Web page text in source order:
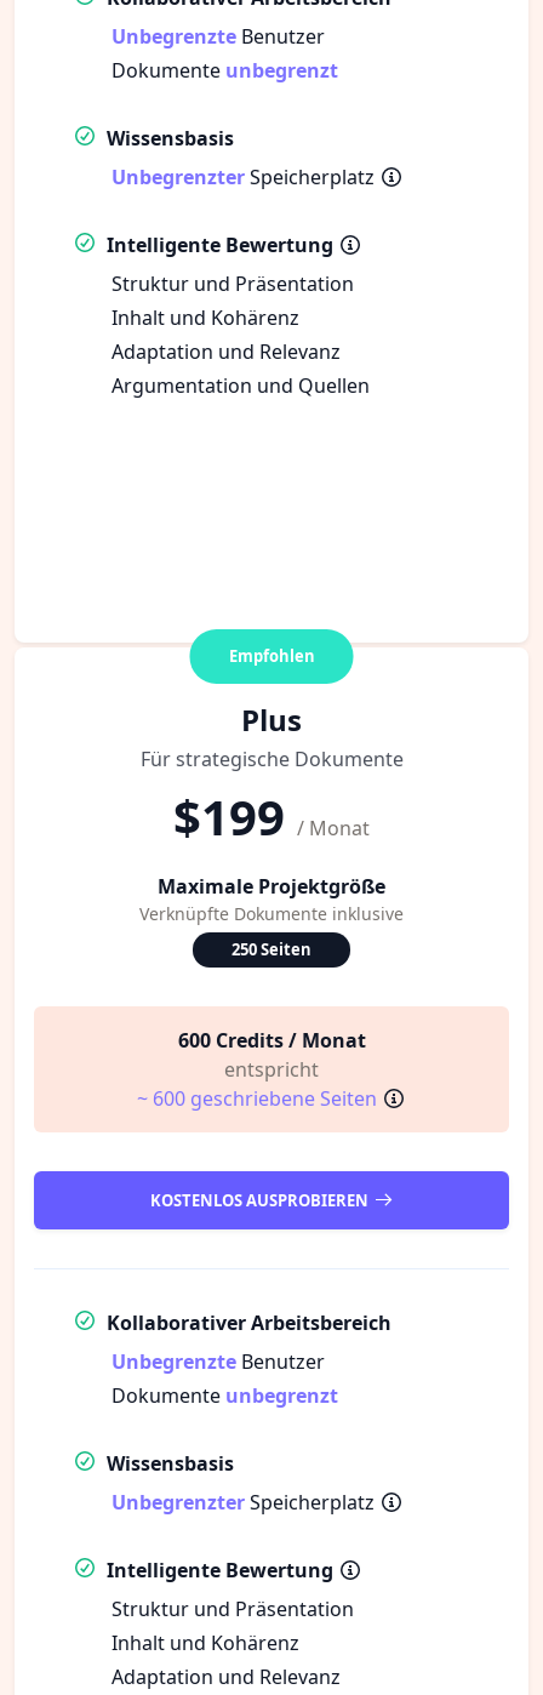
Unbegrenzte Benutzer
Dokumente unbegrenzt
Wissensbasis
UnbegrenzterSpeicherplatz
Intelligente Bewertung
Struktur und Präsentation
Inhalt und Kohärenz
Adaptation und Relevanz
Argumentation und Quellen
Empfohlen
Plus
Für strategische Dokumente
$199 / Monat
Maximale Projektgröße
Verknüpfte Dokumente inklusive
250 Seiten
600 Credits / Monat
entspricht
~ 600 geschriebene Seiten
KOSTENLOS AUSPROBIEREN
Kollaborativer Arbeitsbereich
Unbegrenzte Benutzer
Dokumente unbegrenzt
Wissensbasis
UnbegrenzterSpeicherplatz
Intelligente Bewertung
Struktur und Präsentation
Inhalt und Kohärenz
Adaptation und Relevanz